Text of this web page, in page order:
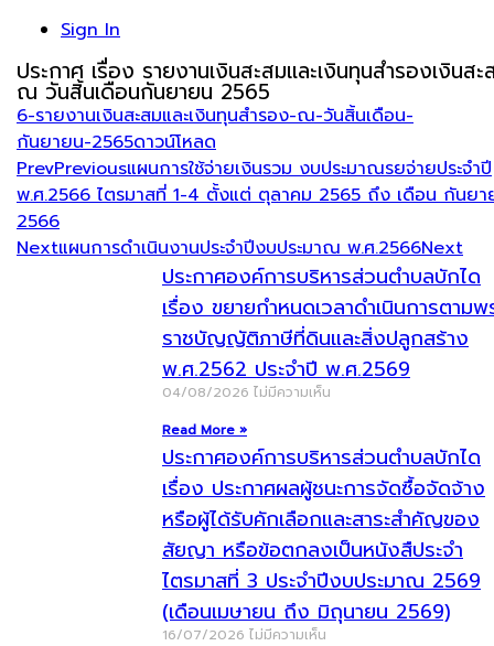
Sign In
ประกาศ เรื่อง รายงานเงินสะสมและเงินทุนสำรองเงินสะ
ณ วันสิ้นเดือนกันยายน 2565
6-รายงานเงินสะสมและเงินทุนสำรอง-ณ-วันสิ้นเดือน-
กันยายน-2565ดาวน์โหลด
PrevPreviousแผนการใช้จ่ายเงินรวม งบประมาณรยจ่ายประจำปี
พ.ศ.2566 ไตรมาสที่ 1-4 ตั้งแต่ ตุลาคม 2565 ถึง เดือน กันยา
2566
Nextแผนการดำเนินงานประจำปีงบประมาณ พ.ศ.2566Next
ประกาศองค์การบริหารส่วนตำบลบักได
เรื่อง ขยายกำหนดเวลาดำเนินการตามพ
ราชบัญญัติภาษีที่ดินและสิ่งปลูกสร้าง
พ.ศ.2562 ประจำปี พ.ศ.2569
04/08/2026 ไม่มีความเห็น
Read More »
ประกาศองค์การบริหารส่วนตำบลบักได
เรื่อง ประกาศผลผู้ชนะการจัดซื้อจัดจ้าง
หรือผู้ได้รับคักเลือกและสาระสำคัญของ
สัยญา หรือข้อตกลงเป็นหนังสืประจำ
ไตรมาสที่ 3 ประจำปีงบประมาณ 2569
(เดือนเมษายน ถึง มิถุนายน 2569)
16/07/2026 ไม่มีความเห็น